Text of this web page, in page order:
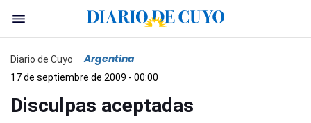
Diario de Cuyo Argentina
17 de septiembre de 2009 - 00:00
Disculpas aceptadas